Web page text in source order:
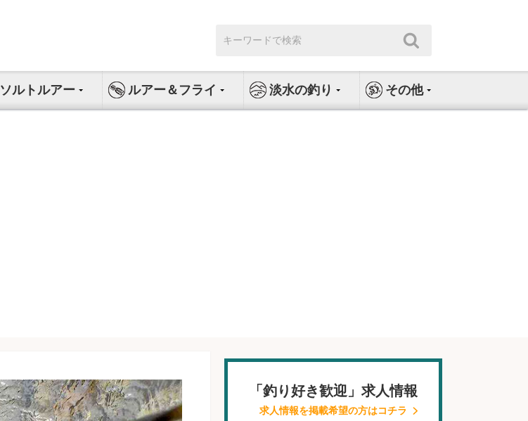
索:
ソルトルアー ルアー＆フライ 淡水の釣り その他
「釣り好き歓迎」求人情報
求人情報を掲載希望の方はコチラ